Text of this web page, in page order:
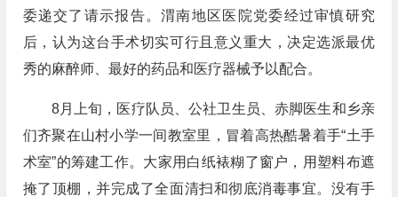
委递交了请示报告。渭南地区医院党委经过审慎研究
后，认为这台手术切实可行且意义重大，决定选派最优
秀的麻醉师、最好的药品和医疗器械予以配合。
8月上旬，医疗队员、公社卫生员、赤脚医生和乡亲
们齐聚在山村小学一间教室里，冒着高热酷暑着手“土手
术室”的筹建工作。大家用白纸裱糊了窗户，用塑料布遮
掩了顶棚，并完成了全面清扫和彻底消毒事宜。没有手